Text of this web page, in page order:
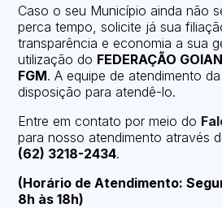
Caso o seu Município ainda não
perca tempo, solicite já sua
transparência e economia a sua
utilização do FEDERAÇÃO
FGM. A equipe de atendimento
disposição para atendê-lo.
Entre em contato por meio do
para nosso atendimento através
(62) 3218-2434.
(Horário de Atendimento:
8h às 18h)